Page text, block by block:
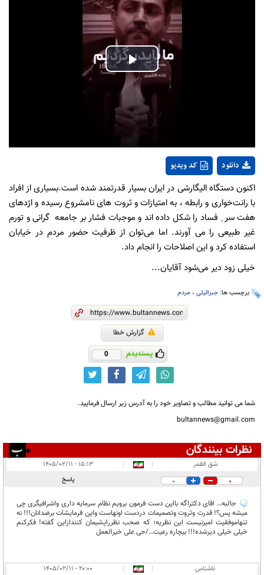
Play
Video
کد ویدیو دانلود
اکنون دستگاه الیگارشی در ایران بسیار قدرتمند شده است.بسیاری از افراد
با رانت‌خواری و رابطه ، به امتیازات و ثروت های نامشروع رسیده و اژدهای
هفت سر ِ فساد را شکل داده اند و موجبات فشار بر جامعه گرانی و تورم
غیر طبیعی را می آورند. اما می‌توان از ظرفیت حضور مردم در خیابان
استفاده کرد و این اصلاحات را انجام داد.
خیلی زود دیر می‌شود آقایان...
برچسب ها: جبرائیلی ، مردم
گزارش خطا
پسندیدم 0
شما می توانید مطالب و تصاویر خود را به آدرس زیر ارسال فرمایید.
bultannews@gmail.com
نظرات بینندگان
در انتظار بررسی:۱
شق القمر |
|
۱۵:۱۳ - ۱۴۰۵/۰۲/۱۱
0
0 پاسخ
جالبه… اقای دکتراگه بااین دست فرمون برویم نظام سرمایه داری واشرافیگری چی
میشه پس؟! قدرت وثروت وتصمیمات دردست اونهاست واین فرمایشات برضدانان!!! نه
تنهاموفقیت امیزنیست این نظریه؛ که صحب نظرراپشیمان کنندازاین گفته! فکرکنم
خیلی خیلی دیرشده!!! بیچاره رعیت…/حی علی خیرالعمل
ناشناس |
|
۲۰:۰۰ - ۱۴۰۵/۰۲/۱۱